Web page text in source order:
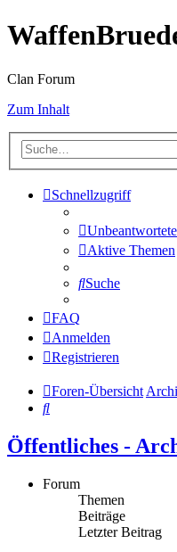
Clan Forum
Zum Inhalt
Schnellzugriff
Aktive Themen
Suche
FAQ
Anmelden
Registrieren
Foren-Übersicht
Suche
Öffentliches -
Forum
Themen
Beiträge
Letzter Beitrag